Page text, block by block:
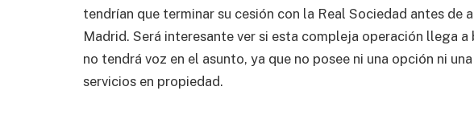
tendrían que terminar su cesión con la Real Sociedad antes de
Madrid. Será interesante ver si esta compleja operación llega
no tendrá voz en el asunto, ya que no posee ni una opción ni
servicios en propiedad.